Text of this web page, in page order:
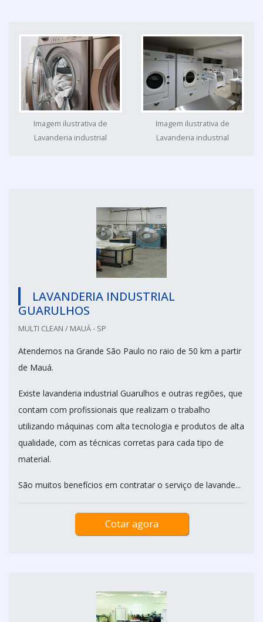
Imagem ilustrativa de
Lavanderia industrial
Imagem ilustrativa de
Lavanderia industrial
LAVANDERIA INDUSTRIAL
GUARULHOS
MULTI CLEAN / MAUÁ - SP
Atendemos na Grande São Paulo no raio de 50 km a partir
de Mauá.
Existe lavanderia industrial Guarulhos e outras regiões, que
contam com profissionais que realizam o trabalho
utilizando máquinas com alta tecnologia e produtos de alta
qualidade, com as técnicas corretas para cada tipo de
material.
São muitos benefícios em contratar o serviço de lavande...
Cotar agora